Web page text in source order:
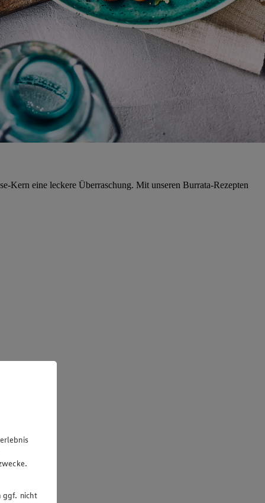
Kern eine leckere Überraschung. Mit unseren Burrata-Rezepten
ggf. nicht